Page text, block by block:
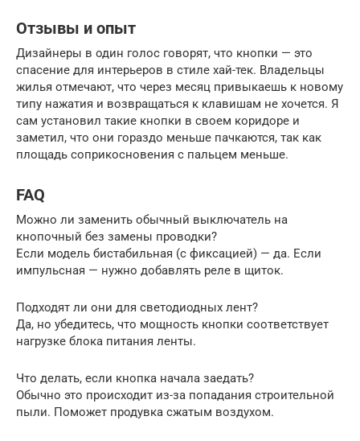
Отзывы и опыт
Дизайнеры в один голос говорят, что кнопки — это
спасение для интерьеров в стиле хай-тек. Владельцы
жилья отмечают, что через месяц привыкаешь к новому
типу нажатия и возвращаться к клавишам не хочется. Я
сам установил такие кнопки в своем коридоре и
заметил, что они гораздо меньше пачкаются, так как
площадь соприкосновения с пальцем меньше.
FAQ
Можно ли заменить обычный выключатель на
кнопочный без замены проводки?
Если модель бистабильная (с фиксацией) — да. Если
импульсная — нужно добавлять реле в щиток.
Подходят ли они для светодиодных лент?
Да, но убедитесь, что мощность кнопки соответствует
нагрузке блока питания ленты.
Что делать, если кнопка начала заедать?
Обычно это происходит из-за попадания строительной
пыли. Поможет продувка сжатым воздухом.